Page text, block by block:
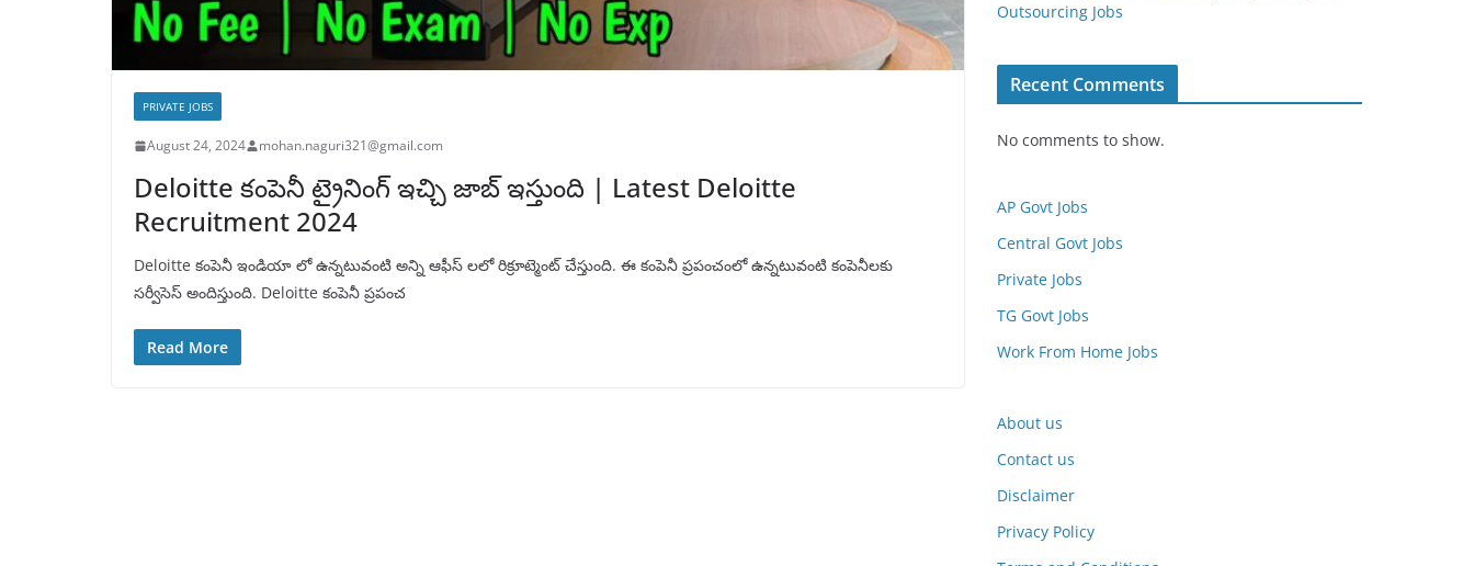
PRIVATE JOBS
August 24, 2024 mohan.naguri321@gmail.com
Deloitte కంపెనీ ట్రైనింగ్ ఇచ్చి జాబ్ ఇస్తుంది | Latest Deloitte
Recruitment 2024
Deloitte కంపెనీ ఇండియా లో ఉన్నటువంటి అన్ని ఆఫీస్ లలో రిక్రూట్మెంట్ చేస్తుంది. ఈ కంపెనీ ప్రపంచంలో ఉన్నటువంటి కంపెనీలకు
సర్వీసెస్ అందిస్తుంది. Deloitte కంపెనీ ప్రపంచ
Read More
Outsourcing Jobs
Recent Comments
No comments to show.
AP Govt Jobs
Central Govt Jobs
Private Jobs
TG Govt Jobs
Work From Home Jobs
About us
Contact us
Disclaimer
Privacy Policy